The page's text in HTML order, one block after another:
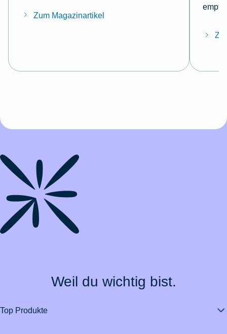
Zum Magazinartikel
Weil du wichtig bist.
Top Produkte